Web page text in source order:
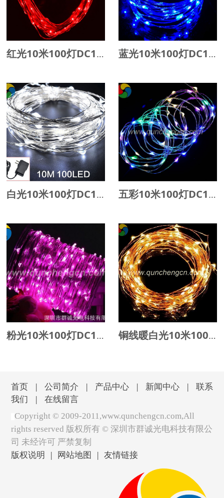
红光10米100灯DC12V长灯串 蓝光10米100灯DC12V长灯串
白光10米100灯DC12V长灯串 五彩10米100灯DC12V长灯串
粉光10米100灯DC12V长灯串 铜线暖白光10米100灯DC12V长灯串
首页| 公司简介 | 产品中心| 新闻中心| 联系
我们 | 在线留言
Copyright © 2009-2011,www.qunchengcn.com,All
rights reserved 版权所有 © 深圳市群诚光电科技有限公
司 未经许可 严禁复制
版权说明 | 网站地图 | 友情链接